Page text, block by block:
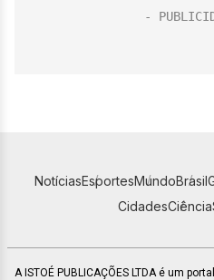
NotíciasEsportesMundoBrasil
CidadesCiência
A ISTOÉ PUBLICAÇÕES LTDA é um